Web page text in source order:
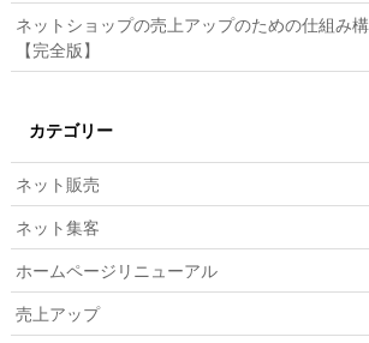
ネットショップの売上アップのための仕組み
【完全版】
カテゴリー
ネット販売
ネット集客
ホームページリニューアル
売上アップ